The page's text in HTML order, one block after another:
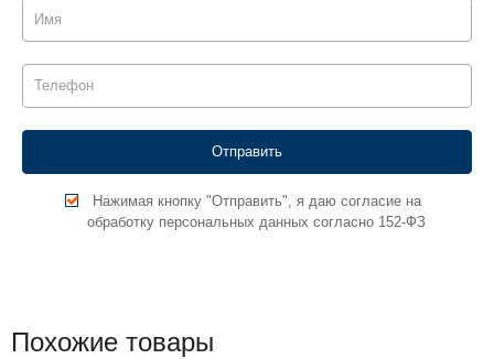
Нажимая кнопку "Отправить", я даю согласие на
обработку персональных данных согласно 152-ФЗ
Похожие товары